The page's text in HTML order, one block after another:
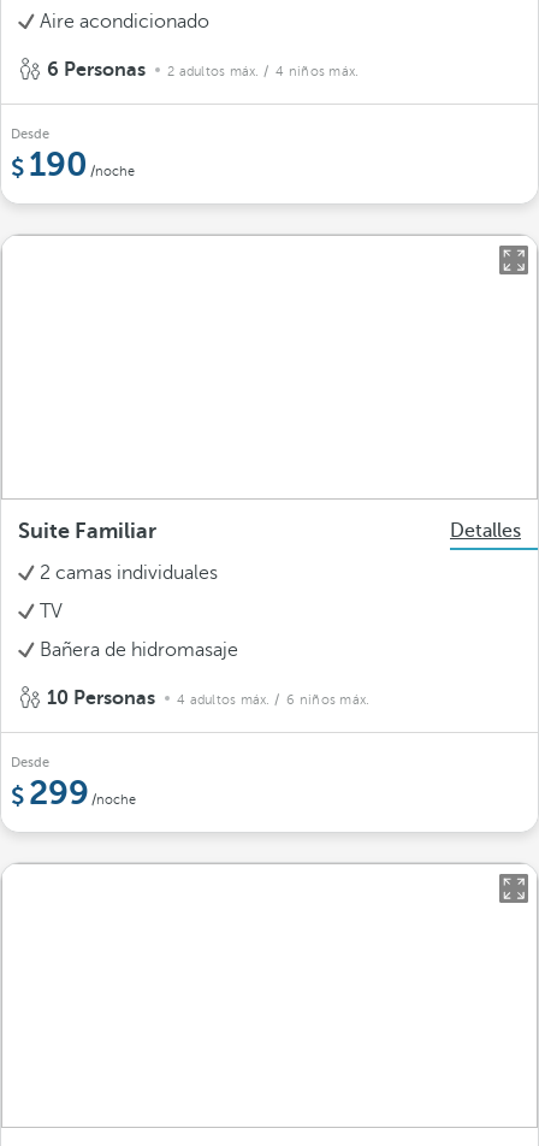
Aire acondicionado
6 Personas 2 adultos máx. / 4 niños máx.
Desde
190 /noche
Suite Familiar
Detalles
2 camas individuales
TV
Bañera de hidromasaje
10 Personas 4 adultos máx. / 6 niños máx.
Desde
299 /noche